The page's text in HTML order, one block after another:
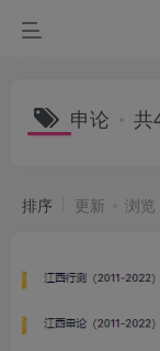
申论 共
排序 更新 浏览